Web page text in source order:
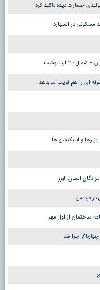
خسارت دیده تاکید کرد
١١ اردیبهشت
حرفه ای را هم فریب می‌دهد
و اپلیکیشن ها
در فردیس
ساختمان از اول مهر
اجرا شد